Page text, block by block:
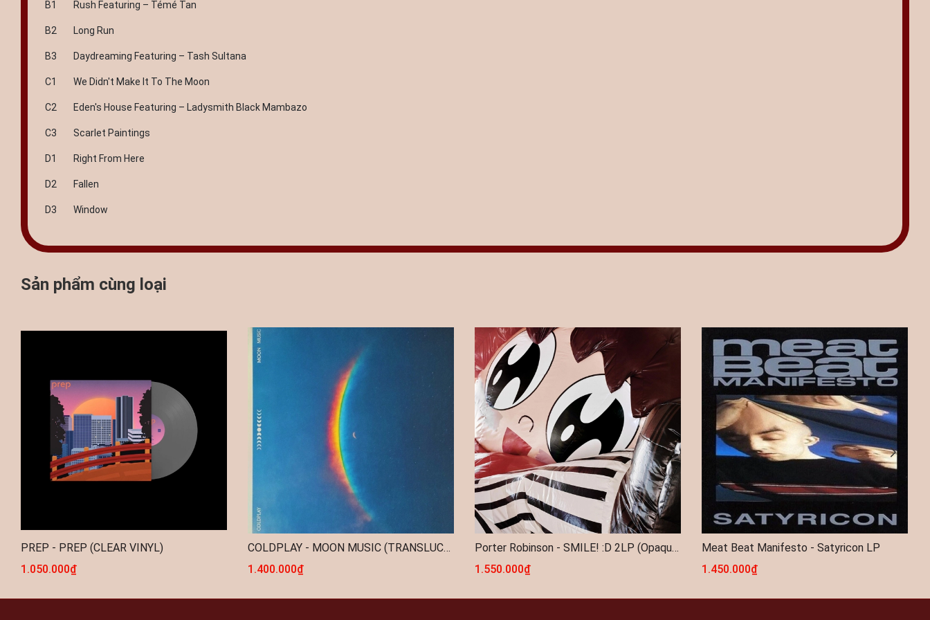
B1 Rush Featuring – Témé Tan
B2 Long Run
B3 Daydreaming Featuring – Tash Sultana
C1 We Didn't Make It To The Moon
C2 Eden's House Featuring – Ladysmith Black Mambazo
C3 Scarlet Paintings
D1 Right From Here
D2 Fallen
D3 Window
Sản phẩm cùng loại
PREP - PREP (CLEAR VINYL)
1.050.000₫
COLDPLAY - MOON MUSIC (TRANSLUCENT BLUE VINYL)
1.400.000₫
Porter Robinson - SMILE! :D 2LP (Opaque Pink Vinyl)
1.550.000₫
Meat Beat Manifesto - Satyricon LP
1.450.000₫